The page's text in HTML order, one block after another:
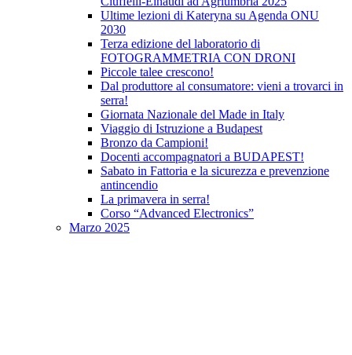
Ultime lezioni di Kateryna su Agenda ONU
2030
Terza edizione del laboratorio di
FOTOGRAMMETRIA CON DRONI
Piccole talee crescono!
Dal produttore al consumatore: vieni a trovarci in
serra!
Giornata Nazionale del Made in Italy
Viaggio di Istruzione a Budapest
Bronzo da Campioni!
Docenti accompagnatori a BUDAPEST!
Sabato in Fattoria e la sicurezza e prevenzione
antincendio
La primavera in serra!
Corso “Advanced Electronics”
Marzo 2025